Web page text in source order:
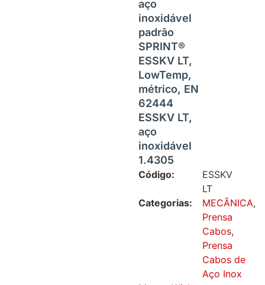
aço
inoxidável
padrão
SPRINT®
ESSKV LT,
LowTemp,
métrico, EN
62444
ESSKV LT,
aço
inoxidável
1.4305
Código:
ESSKV
LT
Categorias:
MECÂNICA,
Prensa
Cabos,
Prensa
Cabos de
Aço Inox